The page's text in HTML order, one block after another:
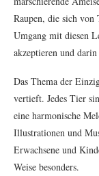
Raupen, die sich von
Umgang mit diesen
akzeptieren und
Das Thema der
vertieft. Jedes Tier
eine harmonische
Illustrationen und
Erwachsene und
Weise besonders.